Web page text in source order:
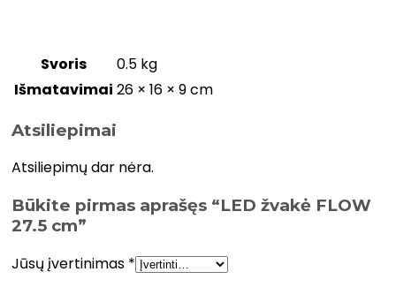
Svoris
0.5 kg
Išmatavimai 26 × 16 × 9 cm
Atsiliepimai
Atsiliepimų dar nėra.
Būkite pirmas aprašęs “LED žvakė FLOW
27.5 cm”
Jūsų įvertinimas *